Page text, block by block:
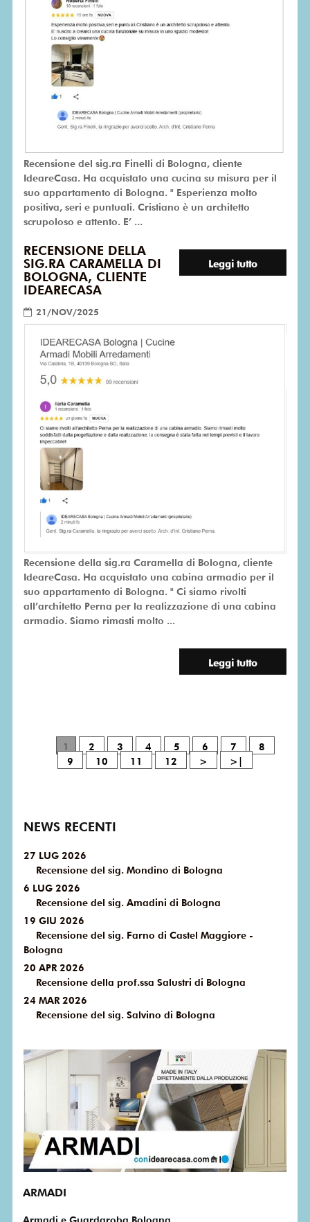
Recensione del sig.ra Finelli di Bologna, cliente
IdeareCasa. Ha acquistato una cucina su misura per il
suo appartamento di Bologna. " Esperienza molto
positiva, seri e puntuali. Cristiano è un architetto
scrupoloso e attento. E’ ...
Leggi tutto
RECENSIONE DELLA
SIG.RA CARAMELLA DI
BOLOGNA, CLIENTE
IDEARECASA
21/NOV/2025
Recensione della sig.ra Caramella di Bologna, cliente
IdeareCasa. Ha acquistato una cabina armadio per il
suo appartamento di Bologna. " Ci siamo rivolti
all’architetto Perna per la realizzazione di una cabina
armadio. Siamo rimasti molto ...
Leggi tutto
1 2 3 4 5 6 7 8
9 10 11 12 > >|
NEWS RECENTI
27 LUG 2026
Recensione del sig. Mondino di Bologna
6 LUG 2026
Recensione del sig. Amadini di Bologna
19 GIU 2026
Recensione del sig. Farno di Castel Maggiore -
Bologna
20 APR 2026
Recensione della prof.ssa Salustri di Bologna
24 MAR 2026
Recensione del sig. Salvino di Bologna
ARMADI
Armadi e Guardaroba Bologna